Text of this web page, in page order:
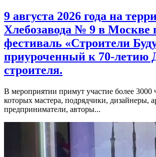
9 августа 2026 года на
Хлебозавода № 9 в Москве
фестиваль «Строители
приуроченный к 70-летию
строителя.
В мероприятии примут участие более 3000
которых мастера, подрядчики, дизайнеры,
предприниматели, авторы...